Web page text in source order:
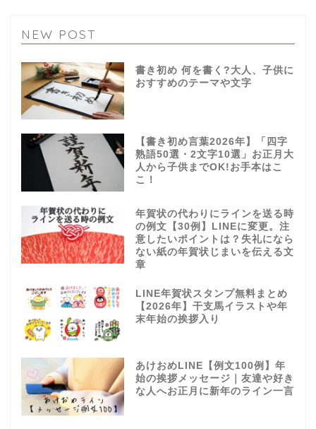
NEW POST
書き初め 何を書く?大人、子供に
おすすめのテーマや文字
【書き初め言葉2026年】「四字
熟語50選・2文字10選」お正月大
人から子供までOK!お手本はこ
こ！
年賀状の代わりにラインを送る時
の例文【30例】LINEに変更。注
意したいポイントは？失礼になら
ない紙の年賀状じまいを伝える文
章
LINE年賀状スタンプ無料まとめ
【2026年】干支馬イラストや年
末年始の挨拶入り
あけおめLINE【例文100例】年
始の挨拶メッセージ｜友達や好き
な人へお正月に新年のライン一言